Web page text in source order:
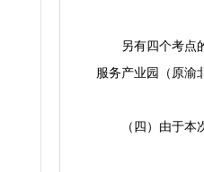
另有四个考点的
服务产业园（原渝
（四）由于本次